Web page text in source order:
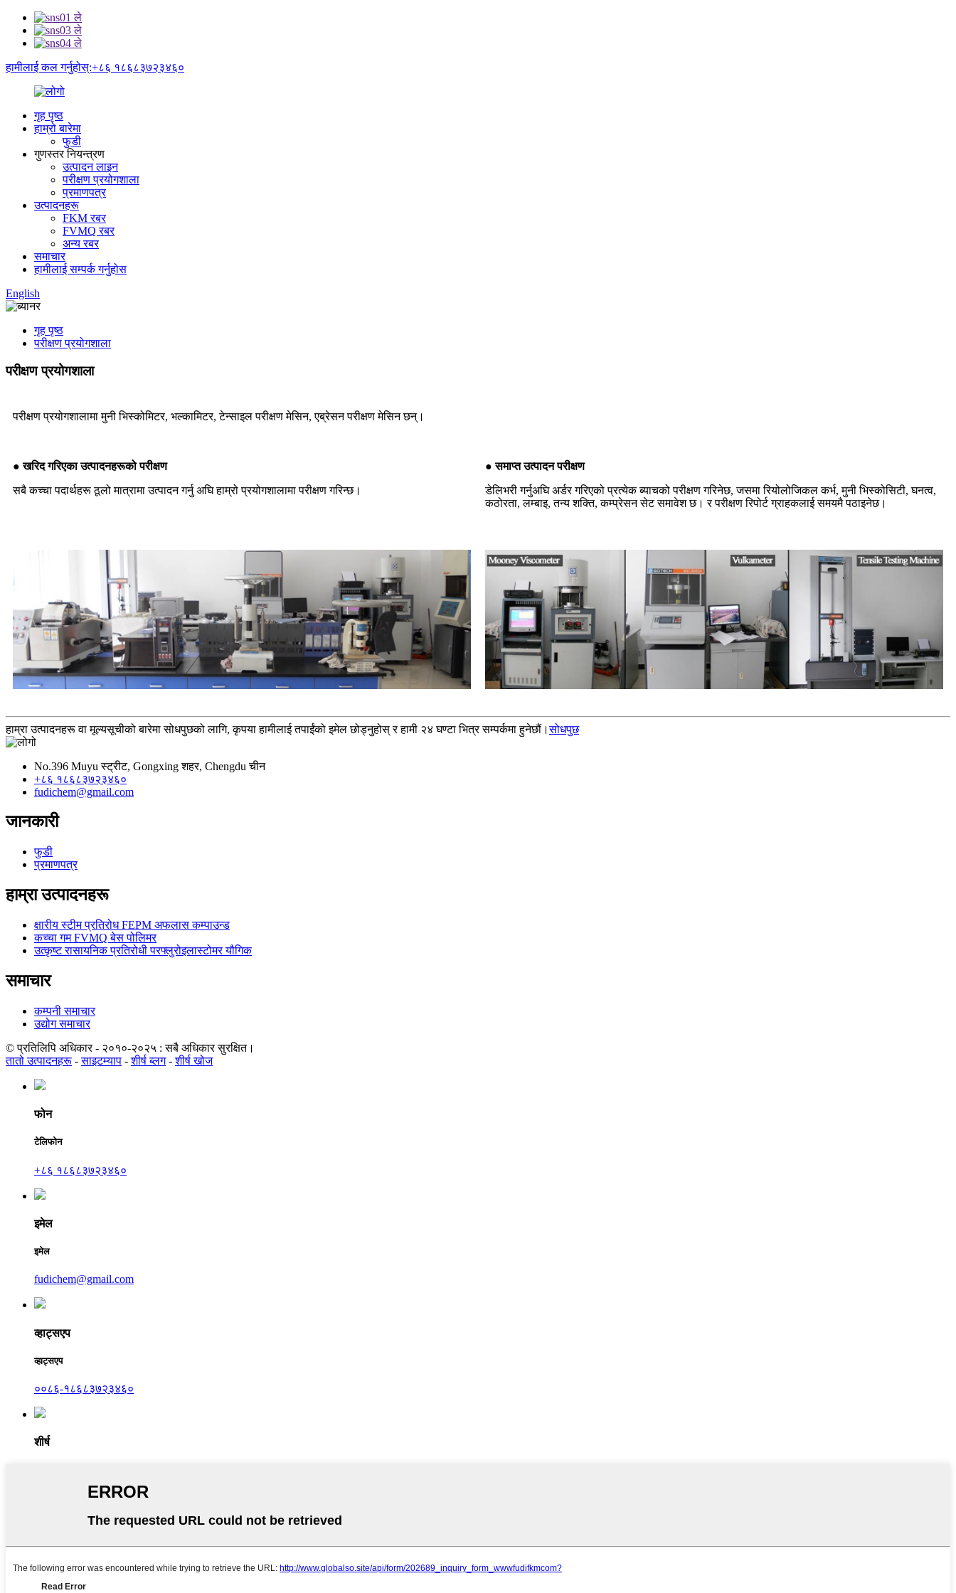
हामीलाई कल गर्नुहोस्:+८६ १८६८३७२३४६०
गृह पृष्ठ
हाम्रो बारेमा
फुडी
गुणस्तर नियन्त्रण
उत्पादन लाइन
परीक्षण प्रयोगशाला
प्रमाणपत्र
उत्पादनहरू
FKM रबर
FVMQ रबर
अन्य रबर
समाचार
हामीलाई सम्पर्क गर्नुहोस
English
गृह पृष्ठ
परीक्षण प्रयोगशाला
परीक्षण प्रयोगशाला
परीक्षण प्रयोगशालामा मुनी भिस्कोमिटर, भल्कामिटर, टेन्साइल परीक्षण मेसिन, एब्रेसन परीक्षण मेसिन छन्।
● खरिद गरिएका उत्पादनहरूको परीक्षण
सबै कच्चा पदार्थहरू ठूलो मात्रामा उत्पादन गर्नु अघि हाम्रो प्रयोगशालामा परीक्षण गरिन्छ।
● समाप्त उत्पादन परीक्षण
डेलिभरी गर्नुअघि अर्डर गरिएको प्रत्येक ब्याचको परीक्षण गरिनेछ, जसमा रियोलोजिकल कर्भ, मुनी भिस्कोसिटी, घनत्व,
कठोरता, लम्बाइ, तन्य शक्ति, कम्प्रेसन सेट समावेश छ। र परीक्षण रिपोर्ट ग्राहकलाई समयमै पठाइनेछ।
हाम्रा उत्पादनहरू वा मूल्यसूचीको बारेमा सोधपुछको लागि, कृपया हामीलाई तपाईंको इमेल छोड्नुहोस् र हामी २४ घण्टा भित्र सम्पर्कमा हुनेछौं।सोधपुछ
No.396 Muyu स्ट्रीट, Gongxing शहर, Chengdu चीन
+८६ १८६८३७२३४६०
fudichem@gmail.com
जानकारी
फुडी
प्रमाणपत्र
हाम्रा उत्पादनहरू
क्षारीय स्टीम प्रतिरोध FEPM अफलास कम्पाउन्ड
कच्चा गम FVMQ बेस पोलिमर
उत्कृष्ट रासायनिक प्रतिरोधी परफ्लुरोइलास्टोमर यौगिक
समाचार
कम्पनी समाचार
उद्योग समाचार
© प्रतिलिपि अधिकार - २०१०-२०२५ : सबै अधिकार सुरक्षित।
तातो उत्पादनहरू -साइटम्याप -शीर्ष ब्लग-शीर्ष खोज
फोन
टेलिफोन
+८६ १८६८३७२३४६०
इमेल
इमेल
fudichem@gmail.com
व्हाट्सएप
व्हाट्सएप
००८६-१८६८३७२३४६०
शीर्ष